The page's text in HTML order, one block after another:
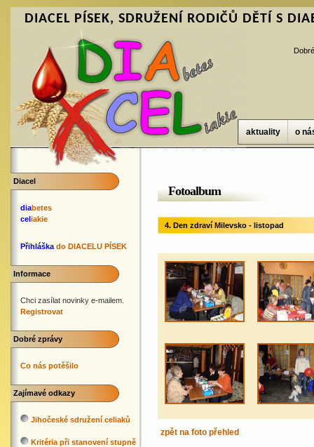
DIACEL PÍSEK, SDRUŽENÍ RODIČŮ DĚTÍ S
aktuality o
Diacel
diabetes
celiakie
Přihláška do DIACELU PÍSEK
Informace
Chci zasílat novinky e-mailem.
Registrovat
Dobré zprávy
Co nás potěšilo
Zajímavé odkazy
Jihočeské sdružení celiaků
Kritéria při stanovení stupně
Fotoalbum
4. Den zdraví Milevsko - listopad
zpět na foto přehled